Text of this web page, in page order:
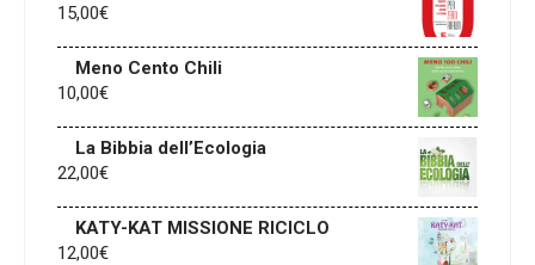
15,00€
Meno Cento Chili
10,00€
La Bibbia dell’Ecologia
22,00€
KATY-KAT MISSIONE RICICLO
12,00€